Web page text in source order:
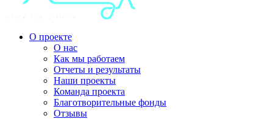
О проекте
О нас
Как мы работаем
Отчеты и результаты
Наши проекты
Команда проекта
Благотворительные фонды
Отзывы